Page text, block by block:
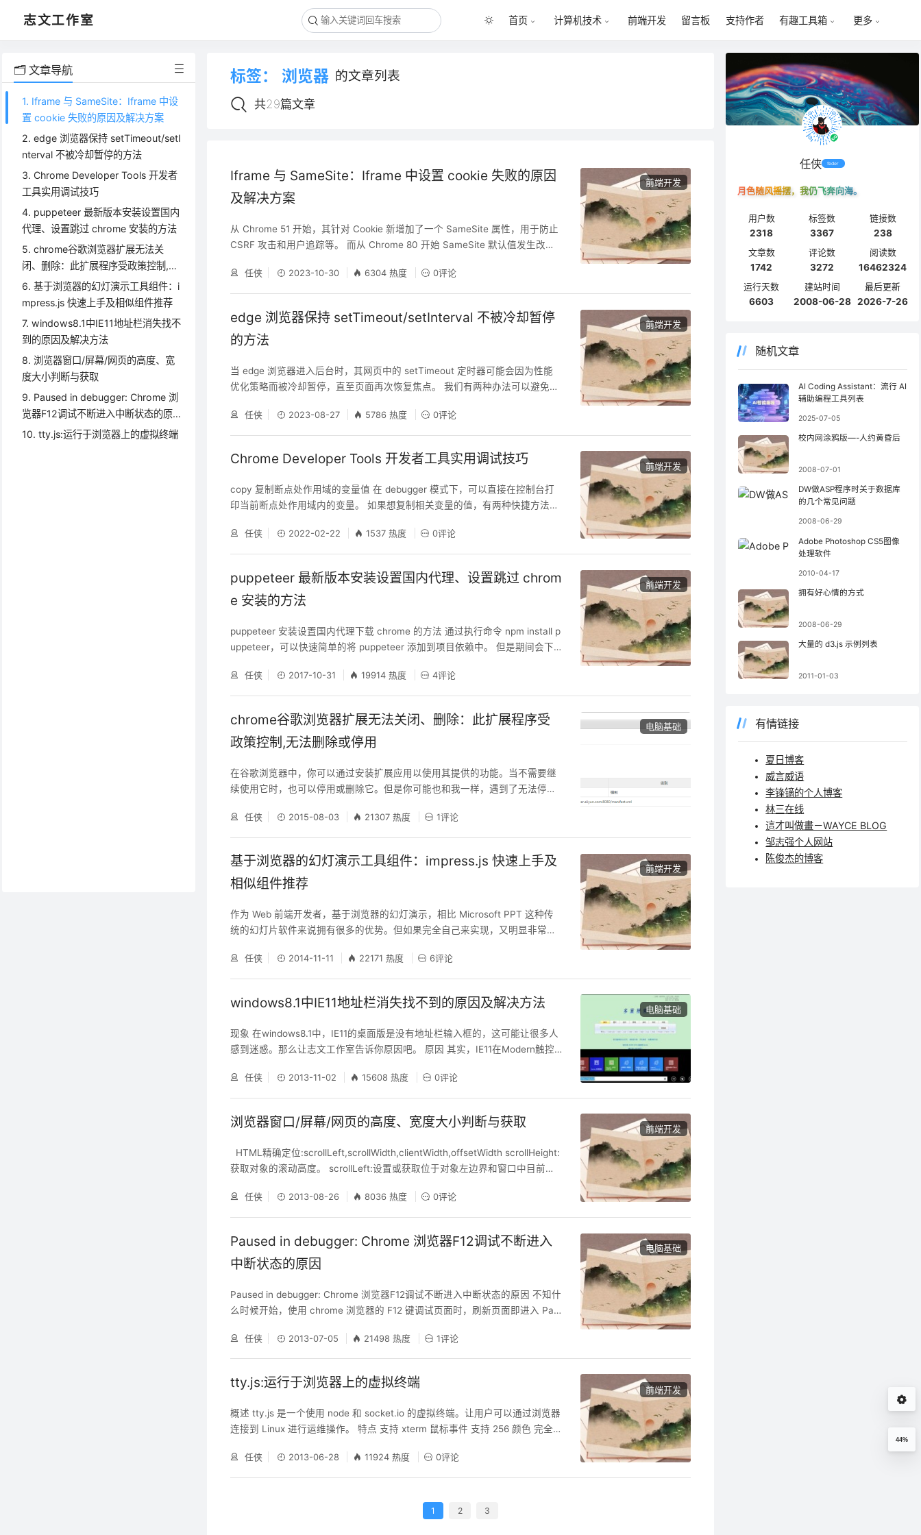
志文工作室 首页 计算机技术 前端开发 留言板 支持作者 有趣工具箱 更多
🗂️ 文章导航
1. Iframe 与 SameSite：Iframe 中设
置 cookie 失败的原因及解决方案
2. edge 浏览器保持 setTimeout/setI
nterval 不被冷却暂停的方法
3. Chrome Developer Tools 开发者
工具实用调试技巧
4. puppeteer 最新版本安装设置国内
代理、设置跳过 chrome 安装的方法
5. chrome谷歌浏览器扩展无法关
闭、删除：此扩展程序受政策控制,无
法删除或停用
6. 基于浏览器的幻灯演示工具组件：i
mpress.js 快速上手及相似组件推荐
7. windows8.1中IE11地址栏消失找不
到的原因及解决方法
8. 浏览器窗口/屏幕/网页的高度、宽
度大小判断与获取
9. Paused in debugger: Chrome 浏
览器F12调试不断进入中断状态的原
因
10. tty.js:运行于浏览器上的虚拟终端
标签：浏览器 的文章列表
共29篇文章
Iframe 与 SameSite：Iframe 中设置 cookie 失败的原因
及解决方案
从 Chrome 51 开始，其针对 Cookie 新增加了一个 SameSite 属性，用于防止
CSRF 攻击和用户追踪等。 而从 Chrome 80 开始 SameSite 默认值发生改
带 Cookie，造成登录态失效等一系列问题。此外，在基于 https 的 iframe 页
面中设置 cookie 也会失效。 1
前端开发
任侠 2023-10-30 6304 热度 0评论
edge 浏览器保持 setTimeout/setInterval 不被冷却暂停
的方法
当 edge 浏览器进入后台时，其网页中的 setTimeout 定时器可能会因为性能
优化策略而被冷却暂停，直至页面再次恢复焦点。 我们有两种办法可以避免这
+ F，选择 设置 -> 系统和性能 -> 性能优化。也可以直接在地址栏中输入地址
edge://settings/system 然后回车直接
前端开发
任侠 2023-08-27 5786 热度 0评论
Chrome Developer Tools 开发者工具实用调试技巧
copy 复制断点处作用域的变量值 在 debugger 模式下，可以直接在控制台打
印当前断点处作用域内的变量。 如果想复制相关变量的值，有两种快捷方法：
在其上右键选择第一项 Copy Object 如此操作后该变量值即被复制到剪切板中
了。 条件断点 debugger 指定位置的代码，右键选择修改断点 -&
前端开发
任侠 2022-02-22 1537 热度 0评论
puppeteer 最新版本安装设置国内代理、设置跳过 chrom
e 安装的方法
puppeteer 安装设置国内代理下载 chrome 的方法 通过执行命令 npm install p
uppeteer，可以快速简单的将 puppeteer 添加到项目依赖中。 但是期间会下
下环境变量（支持puppeteer新旧版本），可以让它通过访问在国内的镜像文
件达到快速下载的目的： export PUPPETEE
前端开发
任侠 2017-10-31 19914 热度 4评论
chrome谷歌浏览器扩展无法关闭、删除：此扩展程序受
政策控制,无法删除或停用
在谷歌浏览器中，你可以通过安装扩展应用以使用其提供的功能。当不需要继
续使用它时，也可以停用或删除它。但是你可能也和我一样，遇到了无法停用
xtensions/），该扩展的启用复选框被禁用无法选择，并且包含如下提示文
案：“此扩展程序受政策控制,无法删除或停用”。 通过政策页面（chrome://poli
cy/），我
电脑基础
任侠 2015-08-03 21307 热度 1评论
基于浏览器的幻灯演示工具组件：impress.js 快速上手及
相似组件推荐
作为 Web 前端开发者，基于浏览器的幻灯演示，相比 Microsoft PPT 这种传
统的幻灯片软件来说拥有很多的优势。但如果完全自己来实现，又明显非常的
press.js 或许就是你所需要的。 impress.js 是一个基于 css3 和 javascript 开
发的演示工具，基于 webkit 浏览器（Chrome、Saf
前端开发
任侠 2014-11-11 22171 热度 6评论
windows8.1中IE11地址栏消失找不到的原因及解决方法
现象 在windows8.1中，IE11的桌面版是没有地址栏输入框的，这可能让很多人
感到迷惑。那么让志文工作室告诉你原因吧。 原因 其实，IE11在Modern触控
歌浏览器等），那么IE11的Modern模式是打不开的，这就是问题之所在。 解决
方法 所以，必须设置IE11为默认浏览器，再打开IE11，则可进入 Modern
电脑基础
任侠 2013-11-02 15608 热度 0评论
浏览器窗口/屏幕/网页的高度、宽度大小判断与获取
HTML精确定位:scrollLeft,scrollWidth,clientWidth,offsetWidth scrollHeight:
获取对象的滚动高度。 scrollLeft:设置或获取位于对象左边界和窗口中目前可
见内容的最顶端之间的距离 scrollWidth:获取对象的滚动宽度 offsetH
前端开发
任侠 2013-08-26 8036 热度 0评论
Paused in debugger: Chrome 浏览器F12调试不断进入
中断状态的原因
Paused in debugger: Chrome 浏览器F12调试不断进入中断状态的原因 不知什
么时候开始，使用 chrome 浏览器的 F12 键调试页面时，刷新页面即进入 Pau
是一个按钮设置惹的祸。 原因就是将 DOMException 的 Pause 按钮选中了，
这个按钮在左下角，如图一所示： 参考 h
电脑基础
任侠 2013-07-05 21498 热度 1评论
tty.js:运行于浏览器上的虚拟终端
概述 tty.js 是一个使用 node 和 socket.io 的虚拟终端。让用户可以通过浏览器
连接到 Linux 进行运维操作。 特点 支持 xterm 鼠标事件 支持 256 颜色 完全
接方式 优势 基于 nodejs 网络 IO 的效率不容置疑 可以和 node-webkit 完美组
合, 打造
前端开发
任侠 2013-06-28 11924 热度 0评论
1 2 3
任侠 feder
月色随风摇摆，我仍飞奔向海。
用户数
2318
标签数
3367
链接数
238
文章数
1742
评论数
3272
阅读数
16462324
运行天数
6603
建站时间
2008-06-28
最后更新
2026-7-26
随机文章
AI Coding Assistant：流行 AI
辅助编程工具列表
2025-07-05
校内网涂鸦版—-人约黄昏后
2008-07-01
DW做ASP程序时关于数据库
的几个常见问题
2008-06-29
Adobe Photoshop CS5图像
处理软件
2010-04-17
拥有好心情的方式
2008-06-29
大量的 d3.js 示例列表
2011-01-03
有情链接
夏日博客
威言威语
李锋镝的个人博客
林三在线
這才叫做畫－WAYCE BLOG
邹志强个人网站
陈俊杰的博客
44%